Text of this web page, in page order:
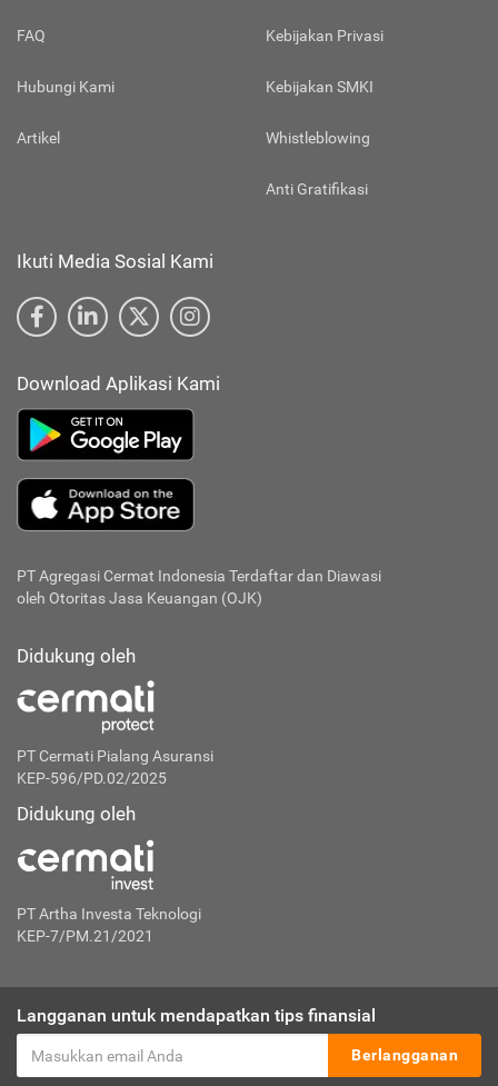
FAQ
Hubungi Kami
Artikel
Kebijakan Privasi
Kebijakan SMKI
Whistleblowing
Anti Gratifikasi
Ikuti Media Sosial Kami
Download Aplikasi Kami
PT Agregasi Cermat Indonesia Terdaftar dan Diawasi
oleh Otoritas Jasa Keuangan (OJK)
Didukung oleh
PT Cermati Pialang Asuransi
KEP-596/PD.02/2025
Didukung oleh
PT Artha Investa Teknologi
KEP-7/PM.21/2021
Langganan untuk mendapatkan tips finansial
Berlangganan